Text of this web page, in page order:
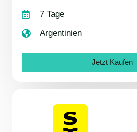
7 Tage
Argentinien
Jetzt Kaufen